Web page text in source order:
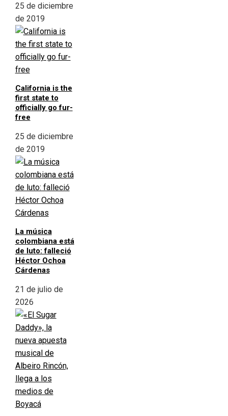
25 de diciembre
de 2019
California is the
first state to
officially go fur-
free
25 de diciembre
de 2019
La música
colombiana está
de luto: falleció
Héctor Ochoa
Cárdenas
21 de julio de
2026